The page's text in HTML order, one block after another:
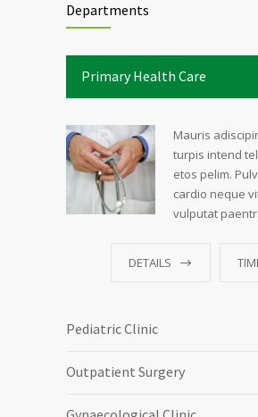
Departments
Primary Health Care
Mauris
turpis intend
etos pelim.
cardio neque
vulputat
DETAILS
Pediatric Clinic
Outpatient Surgery